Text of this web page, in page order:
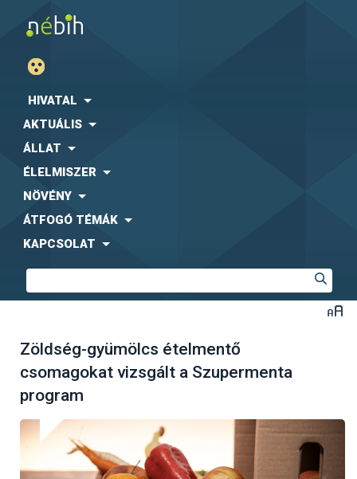
HIVATAL
AKTUÁLIS
ÁLLAT
ÉLELMISZER
NÖVÉNY
ÁTFOGÓ TÉMÁK
KAPCSOLAT
Zöldség-gyümölcs ételmentő
csomagokat vizsgált a Szupermenta
program